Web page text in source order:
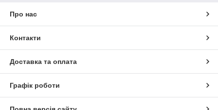
Про нас
Контакти
Доставка та оплата
Графік роботи